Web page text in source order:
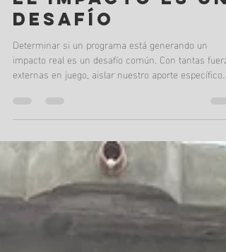
CONTRIBUCIÓN:
CUANDO PROBAR
EL IMPACTO ES UN
DESAFÍO
puede ser complicado. Es por eso que el Análisis de
Contribución se convierte en una herramienta
esencial para comprender nuestra influencia. ¿QUÉ
ES EL ANÁLISIS DE CONTRIBUCIÓN? Piensa en el
Análisis de Contribución como una forma de evaluar
cuánto tu programa o proyecto ha contribuido a un